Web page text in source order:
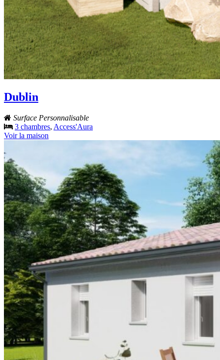
Dublin
Surface Personnalisable
3 chambres, Access'Aura
Voir la maison